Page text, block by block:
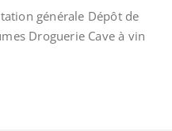
générale Dépôt de
Droguerie Cave à vin